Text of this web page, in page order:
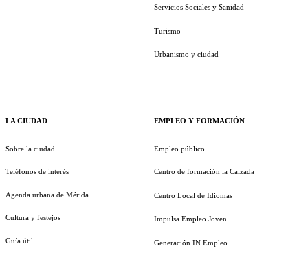
LA CIUDAD
Sobre la ciudad
Teléfonos de interés
Agenda urbana de Mérida
Cultura y festejos
Guía útil
Servicios Sociales y Sanidad
Turismo
Urbanismo y ciudad
EMPLEO Y FORMACIÓN
Empleo público
Centro de formación la Calzada
Centro Local de Idiomas
Impulsa Empleo Joven
Generación IN Empleo